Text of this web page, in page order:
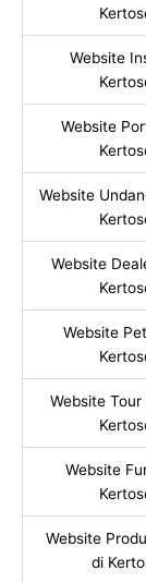
Website
Website
Website
Website
Website
Website
Website
Website
di